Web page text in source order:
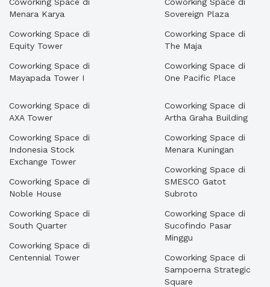
Menara Karya
Coworking Space di
Equity Tower
Coworking Space di
Mayapada Tower I
Sovereign Plaza
Coworking Space di
The Maja
Coworking Space di
One Pacific Place
Coworking Space di
AXA Tower
Coworking Space di
Indonesia Stock
Exchange Tower
Coworking Space di
Noble House
Coworking Space di
South Quarter
Coworking Space di
Centennial Tower
Coworking Space di
Artha Graha Building
Coworking Space di
Menara Kuningan
Coworking Space di
SMESCO Gatot
Subroto
Coworking Space di
Sucofindo Pasar
Minggu
Coworking Space di
Sampoerna Strategic
Square